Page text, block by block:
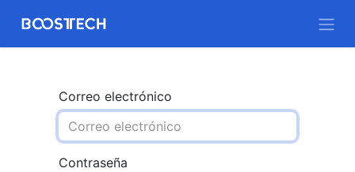
Correo electrónico
Contraseña